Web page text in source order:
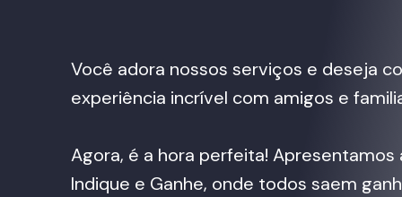
Você adora nossos serviços e deseja
experiência incrível com amigos e
Agora, é a hora perfeita! Apresentamos
Indique e Ganhe, onde todos saem